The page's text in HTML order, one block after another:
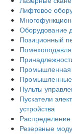
Лифтовое
Оборудование
Позиционный
Промышленная
Промышленные
Пульты
Пускатели
устройства
Резервные